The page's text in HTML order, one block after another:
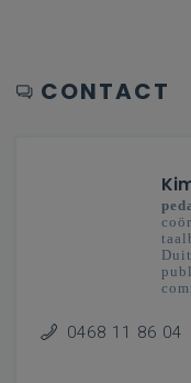
CONTACT
0468 11 86 04